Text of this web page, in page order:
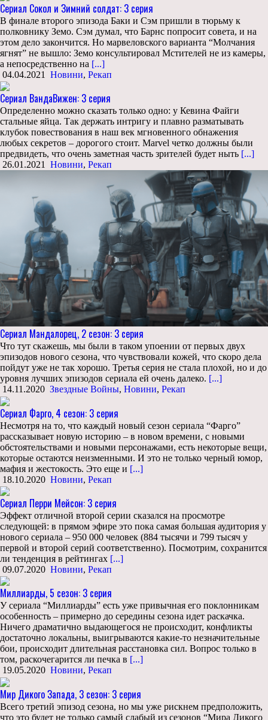
Сериал Сокол и Зимний солдат: 3 серия
В финале второго эпизода Баки и Сэм пришли в тюрьму к
полковнику Земо. Сэм думал, что Барнс попросит совета, и на
этом дело закончится. Но марвеловского варианта “Молчания
ягнят” не вышло: Земо консультировал Мстителей не из камеры,
а непосредственно на [...]
04.04.2021
Новини, Рекап
Сериал ВандаВижен: 3 серия
Определенно можно сказать только одно: у Кевина Файги
стальные яйца. Так держать интригу и плавно разматывать
клубок повествования в наш век мгновенного обнажения
любых секретов – дорогого стоит. Marvel четко должны были
предвидеть, что очень заметная часть зрителей будет ныть [...]
26.01.2021
Новини, Рекап
Сериал Мандалорец, 2 сезон: 3 серия
Что тут скажешь, мы были в таком упоении от первых двух
эпизодов нового сезона, что чувствовали кожей, что скоро дела
пойдут уже не так хорошо. Третья серия не стала плохой, но и до
уровня лучших эпизодов сериала ей очень далеко. [...]
14.11.2020 Звездные Войны, Новини, Рекап
Сериал Фарго, 4 сезон: 3 серия
Несмотря на то, что каждый новый сезон сериала “Фарго”
рассказывает новую историю – в новом времени, с новыми
обстоятельствами и новыми персонажами, есть некоторые вещи,
которые остаются неизменными. И это не только черный юмор,
мафия и жестокость. Это еще и [...]
18.10.2020 Новини, Рекап
Сериал Перри Мейсон: 3 серия
Эффект отличной второй серии сказался на просмотре
следующей: в прямом эфире это пока самая большая аудитория у
нового сериала – 950 000 человек (884 тысячи и 799 тысяч у
первой и второй серий соответственно). Посмотрим, сохранится
ли тенденция в рейтингах [...]
09.07.2020 Новини, Рекап
Миллиарды, 5 сезон: 3 серия
У сериала “Миллиарды” есть уже привычная его поклонникам
особенность – примерно до середины сезона идет раскачка.
Ничего драматично выдающегося не происходит, конфликты
достаточно локальны, выигрываются какие-то незначительные
бои, происходит длительная расстановка сил. Вопрос только в
том, раскочегарится ли печка в [...]
19.05.2020 Новини, Рекап
Мир Дикого Запада, 3 сезон: 3 серия
Всего третий эпизод сезона, но мы уже рискнем предположить,
что это будет не только самый слабый из сезонов “Мира Дикого